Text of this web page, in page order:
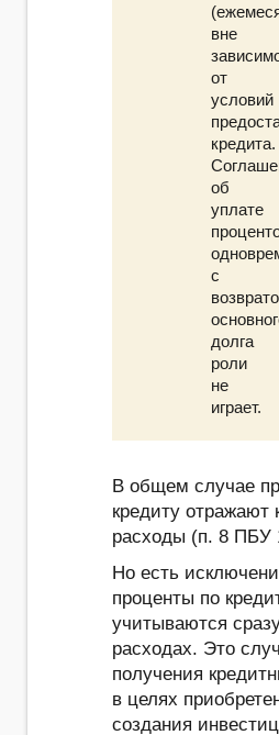
вне
от
условий
кредита.
об
уплате
с
долга
роли
не
играет.
В общем случае
кредиту отражают
расходы (п. 8 ПБУ
Но есть
проценты по
учитываются
расходах. Это
получения
в целях
создания